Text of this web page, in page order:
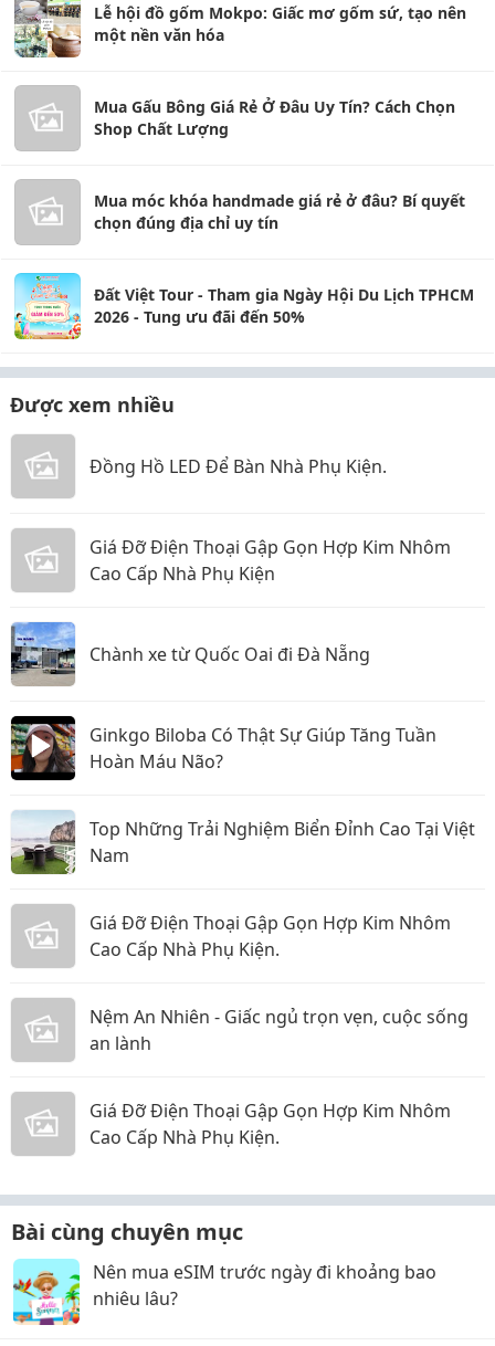
Lễ hội đồ gốm Mokpo: Giấc mơ gốm sứ, tạo nên
một nền văn hóa
Mua Gấu Bông Giá Rẻ Ở Đâu Uy Tín? Cách Chọn
Shop Chất Lượng
Mua móc khóa handmade giá rẻ ở đâu? Bí quyết
chọn đúng địa chỉ uy tín
Đất Việt Tour - Tham gia Ngày Hội Du Lịch TPHCM
2026 - Tung ưu đãi đến 50%
Được xem nhiều
Đồng Hồ LED Để Bàn Nhà Phụ Kiện.
Giá Đỡ Điện Thoại Gập Gọn Hợp Kim Nhôm
Cao Cấp Nhà Phụ Kiện
Chành xe từ Quốc Oai đi Đà Nẵng
Ginkgo Biloba Có Thật Sự Giúp Tăng Tuần
Hoàn Máu Não?
Top Những Trải Nghiệm Biển Đỉnh Cao Tại Việt
Nam
Giá Đỡ Điện Thoại Gập Gọn Hợp Kim Nhôm
Cao Cấp Nhà Phụ Kiện.
Nệm An Nhiên - Giấc ngủ trọn vẹn, cuộc sống
an lành
Giá Đỡ Điện Thoại Gập Gọn Hợp Kim Nhôm
Cao Cấp Nhà Phụ Kiện.
Bài cùng chuyên mục
Nên mua eSIM trước ngày đi khoảng bao
nhiêu lâu?